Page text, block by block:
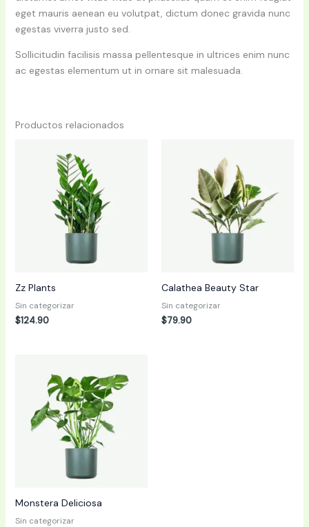
eget mauris aenean eu volutpat, dictum donec gravida nunc
egestas viverra justo sed.
Sollicitudin facilisis massa pellentesque in ultrices enim nunc
ac egestas elementum ut in ornare sit malesuada.
Productos relacionados
Zz Plants
Sin categorizar
$124.90
Calathea Beauty Star
Sin categorizar
$79.90
Monstera Deliciosa
Sin categorizar